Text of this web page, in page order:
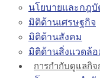
นโยบายและกฎบั
มิติด้านเศรษฐกิจ
มิติด้านสังคม
มิติด้านสิ่งแวดล้อ
การกำกับดูแลกิจ